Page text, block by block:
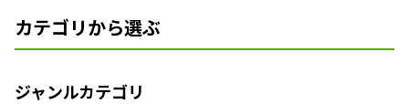
カテゴリから選ぶ
ジャンルカテゴリ